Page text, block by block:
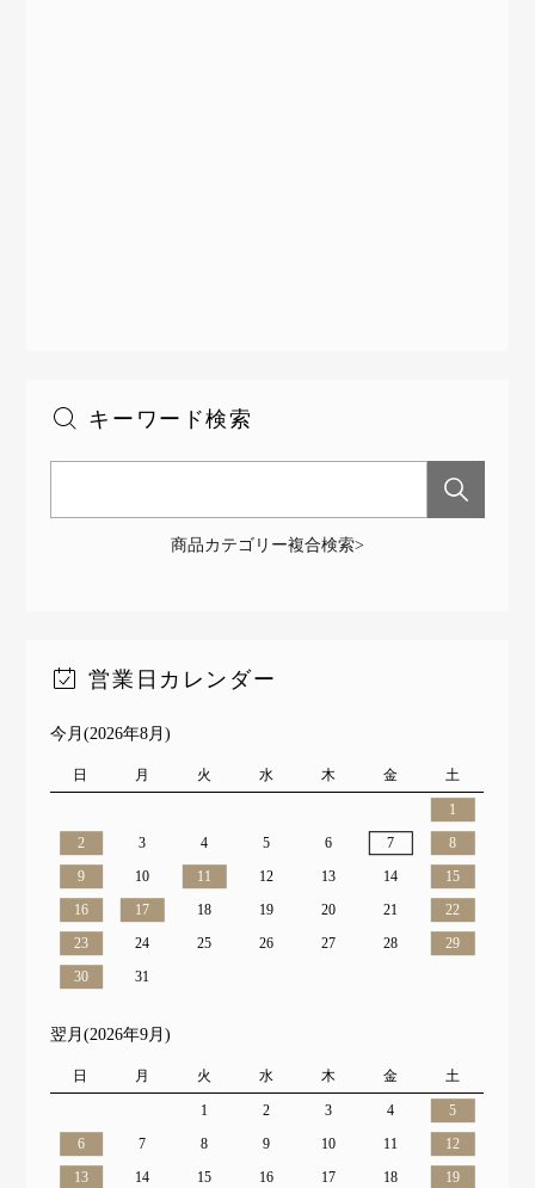
キーワード検索
商品カテゴリー複合検索>
営業日カレンダー
今月(2026年8月)
日 月 火 水 木 金 土
1
2
3 4 5 6 7
8
9
10 11 12 13 14
15
16
17 18 19 20 21
22
23
24 25 26 27 28
29
30
31
翌月(2026年9月)
日 月 火 水 木 金 土
1 2 3 4
5
6
7 8 9 10 11
12
13
14 15 16 17 18
19